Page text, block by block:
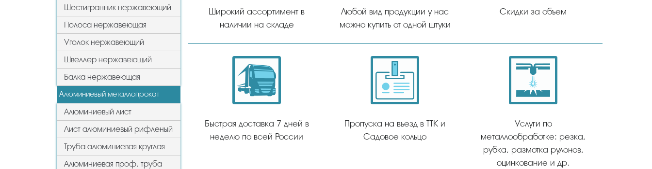
Шестигранник нержавеющий
Полоса нержавеющая
Уголок нержавеющий
Швеллер нержавеющий
Балка нержавеющая
Алюминиевый металлопрокат
Алюминиевый лист
Лист алюминиевый рифленый
Труба алюминиевая круглая
Алюминиевая проф. труба
Широкий ассортимент в
наличии на складе
Любой вид продукции у нас
можно купить от одной штуки
Скидки за объем
Быстрая доставка 7 дней в
неделю по всей России
Пропуска на въезд в ТТК и
Садовое кольцо
Услуги по
металлообработке: резка,
рубка, размотка рулонов,
оцинкование и др.